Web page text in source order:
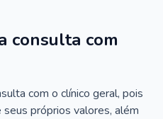
consulta com
com o clínico geral, pois
próprios valores, além